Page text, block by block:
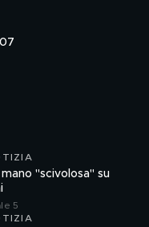
"scivolosa" su
5